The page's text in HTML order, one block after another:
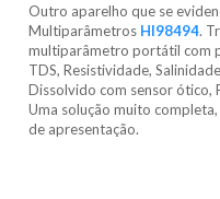
Outro aparelho que se
Multiparâmetros HI98494.
multiparâmetro portátil com
TDS, Resistividade,
Dissolvido com sensor ótico,
Uma solução muito
de apresentação.